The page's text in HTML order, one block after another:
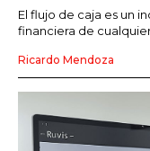
El flujo de caja es un
financiera de
Ricardo Mendoza